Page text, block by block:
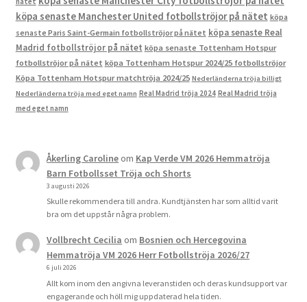
köpa senaste Manchester United fotbollströjor på nätet köpa
senaste Paris Saint-Germain fotbollströjor på nätet köpa senaste Real
Madrid fotbollströjor på nätet köpa senaste Tottenham Hotspur
fotbollströjor på nätet köpa Tottenham Hotspur 2024/25 fotbollströjor
Köpa Tottenham Hotspur matchtröja 2024/25 Nederländerna tröja billigt
Nederländerna tröja med eget namn Real Madrid tröja 2024 Real Madrid tröja
med eget namn
Åkerling Carolineom Kap Verde VM 2026 Hemmatröja
Barn Fotbollsset Tröja och Shorts
3 augusti 2026
Skulle rekommendera till andra. Kundtjänsten har som alltid varit
bra om det uppstår några problem.
Vollbrecht Cecilia om Bosnien och Hercegovina
Hemmatröja VM 2026 Herr Fotbollströja 2026/27
6 juli 2026
Allt kom inom den angivna leveranstiden och deras kundsupport var
engagerande och höll mig uppdaterad hela tiden.